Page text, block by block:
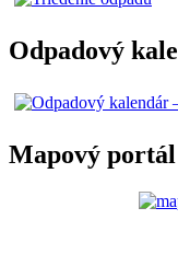
Odpadový
Mapový portál